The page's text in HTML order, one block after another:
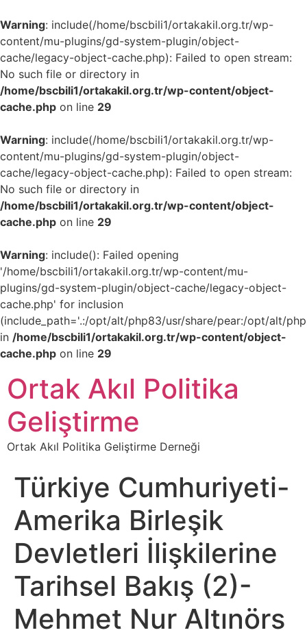
Warning: include(/home/bscbili1/ortakakil.org.tr/wp-
content/mu-plugins/gd-system-plugin/object-
cache/legacy-object-cache.php): Failed to open stream:
No such file or directory in
/home/bscbili1/ortakakil.org.tr/wp-content/object-
cache.php on line 29
Warning: include(/home/bscbili1/ortakakil.org.tr/wp-
content/mu-plugins/gd-system-plugin/object-
cache/legacy-object-cache.php): Failed to open stream:
No such file or directory in
/home/bscbili1/ortakakil.org.tr/wp-content/object-
cache.php on line 29
Warning: include(): Failed opening
'/home/bscbili1/ortakakil.org.tr/wp-content/mu-
plugins/gd-system-plugin/object-cache/legacy-object-
cache.php' for inclusion
(include_path='.:/opt/alt/php83/usr/share/pear:/opt/alt/
in /home/bscbili1/ortakakil.org.tr/wp-content/object-
cache.php on line 29
Ortak Akıl Politika
Geliştirme
Ortak Akıl Politika Geliştirme Derneği
Türkiye Cumhuriyeti-
Amerika Birleşik
Devletleri İlişkilerine
Tarihsel Bakış (2)-
Mehmet Nur Altınörs